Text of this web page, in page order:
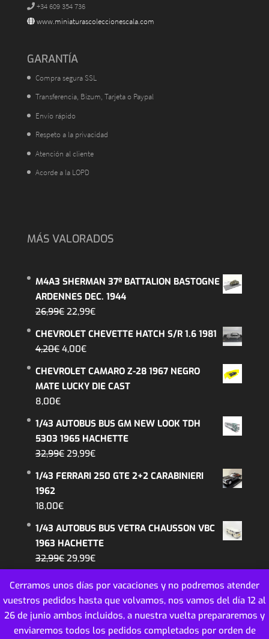
Cerramos unos días por vacaciones y no podremos atender
vuestros pedidos hasta que volvamos, nos vamos del día 12 al
26 de junio ambos incluidos, a nuestra vuelta prepararemos y
enviaremos todos los pedidos completados por orden de
+34 609 354 736
www.miniaturascoleccionescala.com
GARANTÍA
Compra segura SSL
Transferencia, Bizum, Tarjeta o Paypal
Envío rápido
Respeto a la privacidad
Atención al cliente
Acorde a la LOPD
MÁS VALORADOS
M4A3 SHERMAN 37º BATTALION BASTOGNE
ARDENNES DEC. 1944
26,99€ El
era:
26,99€.
22,99€El
22,99€.
CHEVROLET CHEVETTE HATCH S/R 1.6 1981
4,20€ El
4,00€El
CHEVROLET CAMARO Z-28 1967 NEGRO
MATE LUCKY DIE CAST
8,00€
1/43 AUTOBUS BUS GM NEW LOOK TDH
5303 1965 HACHETTE
32,99€ El
29,99€El
1/43 FERRARI 250 GTE 2+2 CARABINIERI
1962
18,00€
1/43 AUTOBUS BUS VETRA CHAUSSON VBC
1963 HACHETTE
32,99€ El
precio
original
era:
32,99€.
29,99€El
precio
actual
es:
29,99€.